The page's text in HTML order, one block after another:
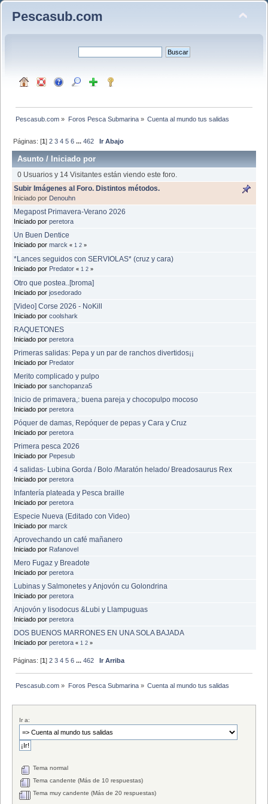
Pescasub.com
Pescasub.com » Foros Pesca Submarina» Cuenta al mundo tus salidas
Páginas: [1]2 3 4 5 6 ...462 Ir Abajo
Asunto /Iniciado por
0 Usuarios y 14 Visitantes están viendo este foro.
Subir Imágenes al Foro. Distintos métodos.
Iniciado por Denouhn
Megapost Primavera-Verano 2026
Iniciado por peretora
Un Buen Dentice
Iniciado por marck « 1 2 »
*Lances seguidos con SERVIOLAS* (cruz y cara)
Iniciado por Predator « 1 2 »
Otro que postea..[broma]
Iniciado por josedorado
[Video] Corse 2026 - NoKill
Iniciado por coolshark
RAQUETONES
Iniciado por peretora
Primeras salidas: Pepa y un par de ranchos divertidos¡¡
Iniciado por Predator
Merito complicado y pulpo
Iniciado por sanchopanza5
Inicio de primavera,: buena pareja y chocopulpo mocoso
Iniciado por peretora
Póquer de damas, Repóquer de pepas y Cara y Cruz
Iniciado por peretora
Primera pesca 2026
Iniciado por Pepesub
4 salidas- Lubina Gorda / Bolo /Maratón helado/ Breadosaurus Rex
Iniciado por peretora
Infantería plateada y Pesca braille
Iniciado por peretora
Especie Nueva (Editado con Video)
Iniciado por marck
Aprovechando un café mañanero
Iniciado por Rafanovel
Mero Fugaz y Breadote
Iniciado por peretora
Lubinas y Salmonetes y Anjovón cu Golondrina
Iniciado por peretora
Anjovón y lisodocus &Lubi y Llampuguas
Iniciado por peretora
DOS BUENOS MARRONES EN UNA SOLA BAJADA
Iniciado por peretora « 1 2 »
Páginas: [1]2 3 4 5 6 ...462 Ir Arriba
Pescasub.com » Foros Pesca Submarina» Cuenta al mundo tus salidas
Ir a:
Tema normal
Tema candente (Más de 10 respuestas)
Tema muy candente (Más de 20 respuestas)